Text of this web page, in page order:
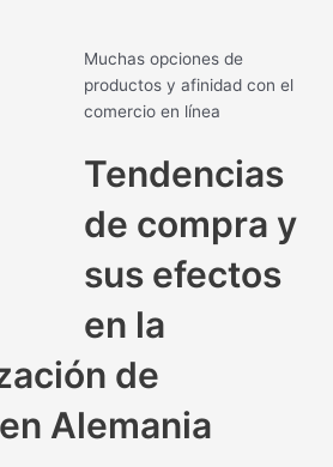
Muchas opciones de
productos y afinidad con el
comercio en línea
Tendencias
de compra y
sus efectos
en la
de
Alemania